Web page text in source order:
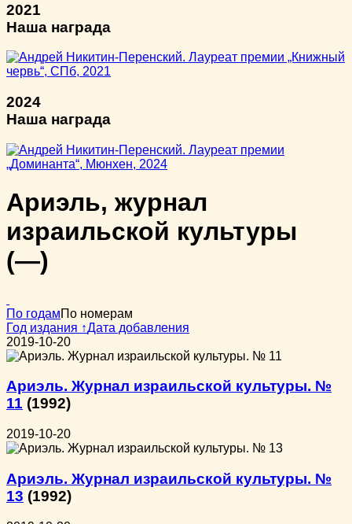
2021
Наша награда
2024
Наша награда
Ариэль, журнал
израильской культуры
(—)
По годамПо номерам
Год издания ↑Дата добавления
2019-10-20
Ариэль. Журнал израильской культуры. №
11 (1992)
2019-10-20
Ариэль. Журнал израильской культуры. №
13 (1992)